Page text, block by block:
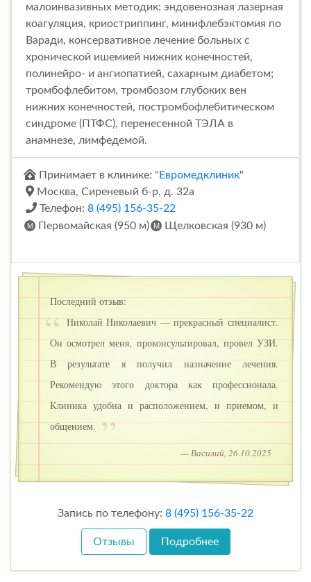
малоинвазивных методик: эндовенозная лазерная
коагуляция, криостриппинг, минифлебэктомия по
Варади, консервативное лечение больных с
хронической ишемией нижних конечностей,
полинейро- и ангиопатией, сахарным диабетом;
тромбофлебитом, тромбозом глубоких вен
нижних конечностей, постромбофлебитическом
синдроме (ПТФС), перенесенной ТЭЛА в
анамнезе, лимфедемой.
Принимает в клинике: " Евромедклиник"
Москва, Сиреневый б-р, д. 32а
Телефон: 8 (495) 156-35-22
Первомайская (950 м)
Щелковская (930 м)
Последний отзыв:
Николай Николаевич — прекрасный специалист.
Он осмотрел меня, проконсультировал, провел УЗИ.
В результате я получил назначение лечения.
Рекомендую этого доктора как профессионала.
Клиника удобна и расположением, и приемом, и
общением.
— Василий, 26.10.2025
Запись по телефону: 8 (495) 156-35-22
Отзывы Подробнее